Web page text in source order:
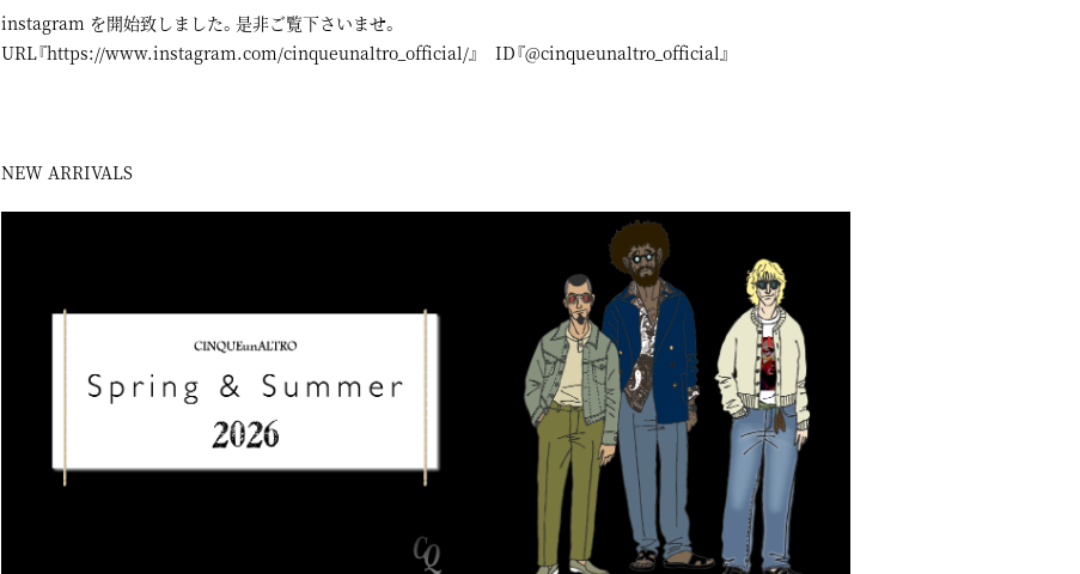
instagram を開始致しました。是非ご覧下さいませ。
URL『https://www.instagram.com/cinqueunaltro_official/』 ID『@cinqueunaltro_official』
NEW ARRIVALS